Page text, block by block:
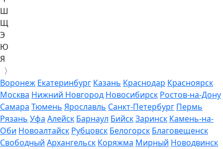
Ш
Щ
Э
Ю
Я
〉
Воронеж Екатеринбург Казань Краснодар Красноярск
Москва Нижний Новгород Новосибирск Ростов-на-Дону
Самара Тюмень Ярославль Санкт-Петербург Пермь
Рязань Уфа Алейск Барнаул БийскЗаринск Камень-на-
Оби Новоалтайск Рубцовск Белогорск Благовещенск
Свободный Архангельск Коряжма Мирный Новодвинск